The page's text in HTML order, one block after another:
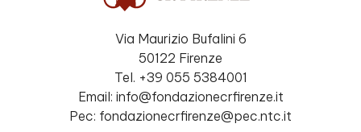
Via Maurizio Bufalini 6
50122 Firenze
Tel. +39 055 5384001
Email: info@fondazionecrfirenze.it
Pec: fondazionecrfirenze@pec.ntc.it